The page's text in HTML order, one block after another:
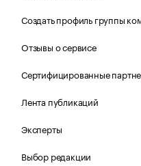
Создать профиль группы
Отзывы о сервисе
Сертифицированные
Лента публикаций
Эксперты
Выбор редакции